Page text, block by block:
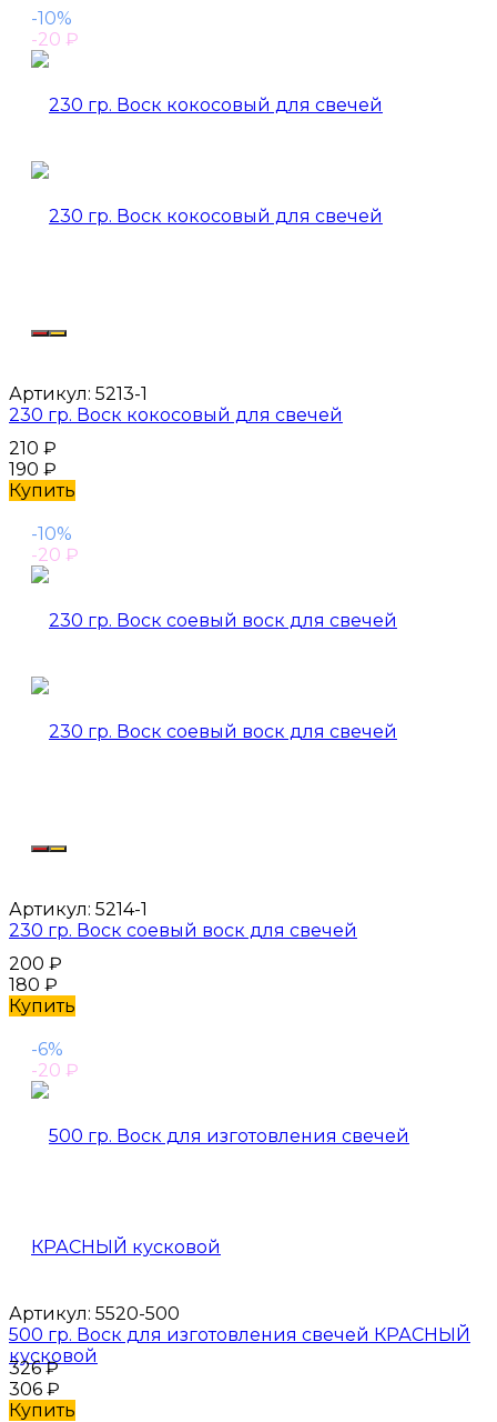
-10%
-20 ₽
Артикул: 5213-1
230 гр. Воск кокосовый для свечей
210 ₽
190 ₽
Купить
-10%
-20 ₽
Артикул: 5214-1
230 гр. Воск соевый воск для свечей
200 ₽
180 ₽
Купить
-6%
-20 ₽
Артикул: 5520-500
500 гр. Воск для изготовления свечей КРАСНЫЙ
кусковой
326₽
306 ₽
Купить